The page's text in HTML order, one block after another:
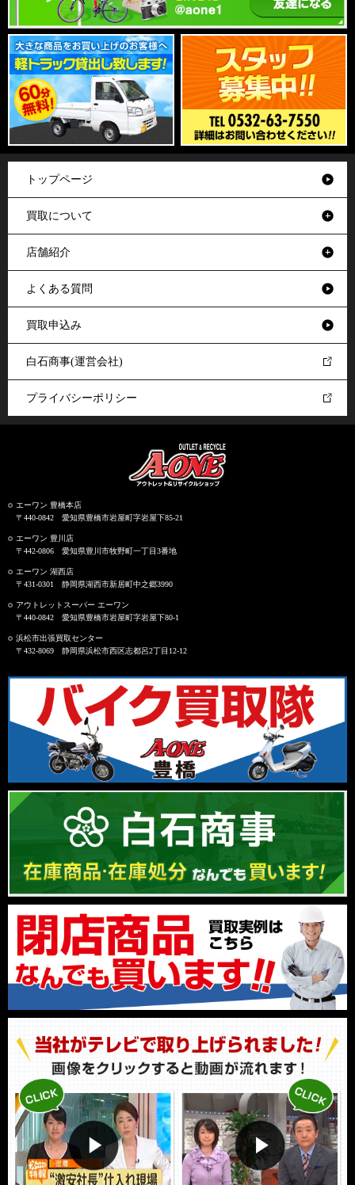
トップページ
買取について
店舗紹介
よくある質問
買取申込み
白石商事(運営会社)
プライバシーポリシー
エーワン 豊橋本店
〒440-0842 愛知県豊橋市岩屋町字岩屋下85-21
エーワン 豊川店
〒442-0806 愛知県豊川市牧野町一丁目3番地
エーワン 湖西店
〒431-0301 静岡県湖西市新居町中之郷3990
アウトレットスーパー エーワン
〒440-0842 愛知県豊橋市岩屋町字岩屋下80-1
浜松市出張買取センター
〒432-8069 静岡県浜松市西区志都呂2丁目12-12